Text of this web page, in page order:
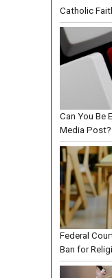
Catholic
Can You Be
Media
Federal
Ban for